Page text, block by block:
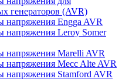
генераторов (AVR)
напряжения Engga AVR
напряжения Leroy Somer
напряжения Marelli AVR
напряжения Mecc Alte AVR
напряжения Stamford AVR